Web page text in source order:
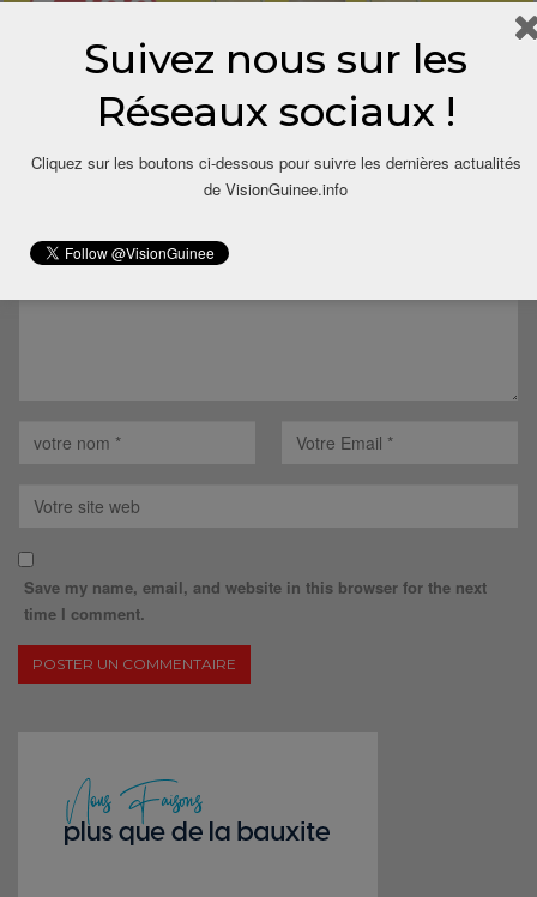
LAISSER UN COMMENTAIRE
Votre adresse email ne sera pas publiée.
Save my name, email, and website in this browser for the next
time I comment.
Suivez nous sur les
Réseaux sociaux !
Cliquez sur les boutons ci-dessous pour suivre les dernières actualités
de VisionGuinee.info